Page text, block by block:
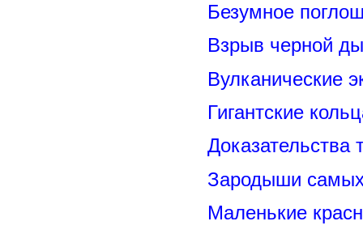
Безумное
Взрыв черной
Вулканические
Гигантские
Доказательства
Зародыши самых
Маленькие